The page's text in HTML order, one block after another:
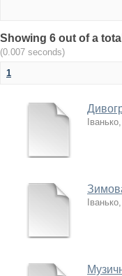
Showing 6 out of a
(0.007 seconds)
1